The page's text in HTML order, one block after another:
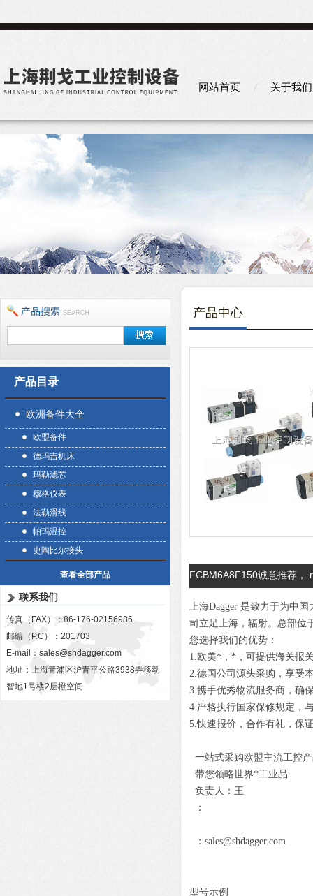
网站首页 关于我们
产品目录
欧洲备件大全
欧盟备件
德玛吉机床
玛勒滤芯
穆格仪表
法勒滑线
帕玛温控
史陶比尔接头
查看全部产品
联系我们
传真（FAX）：86-176-02156986
邮编（P.C）：201703
E-mail： sales@shdagger.com
地址：上海青浦区沪青平公路3938弄移动
智地1号楼2层橙空间
产品中心
FCBM6A8F150诚意推荐，
上海Dagger 是致力于为中
司立足上海，辐射。总部位
您选择我们的优势：
1.欧美*，*，可提供海关报
2.德国公司源头采购，享受
3.携手优秀物流服务商，确
4.严格执行国家保修规定，
5.快速报价，合作有礼，保
一站式采购欧盟主流工控
带您领略世界*工业品
负责人：王
：
：sales@shdagger.com
型号示例